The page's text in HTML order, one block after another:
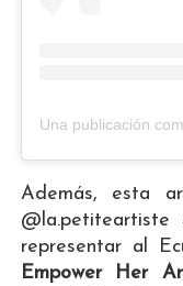
Una publicación
Además, esta
representar al
Empower Her